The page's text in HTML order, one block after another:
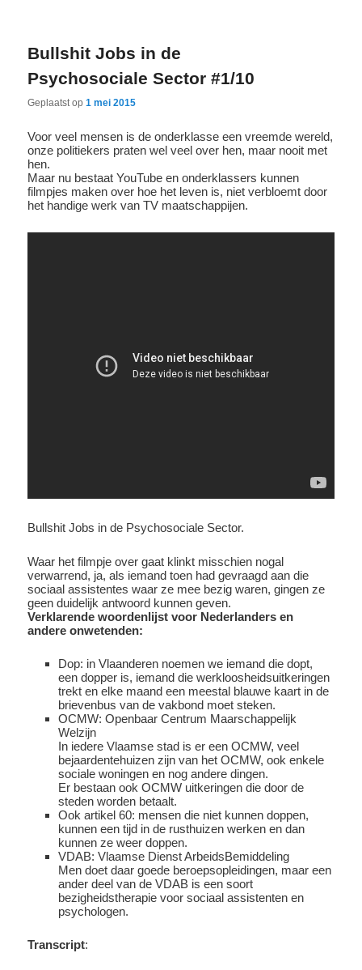
Bullshit Jobs in de
Psychosociale Sector #1/10
Geplaatst op1 mei 2015
Voor veel mensen is de onderklasse een vreemde wereld,
onze politiekers praten wel veel over hen, maar nooit met
hen.
Maar nu bestaat YouTube en onderklassers kunnen
filmpjes maken over hoe het leven is, niet verbloemt door
het handige werk van TV maatschappijen.
Bullshit Jobs in de Psychosociale Sector.
Waar het filmpje over gaat klinkt misschien nogal
verwarrend, ja, als iemand toen had gevraagd aan die
sociaal assistentes waar ze mee bezig waren, gingen ze
geen duidelijk antwoord kunnen geven.
Verklarende woordenlijst voor Nederlanders en
andere onwetenden:
Dop: in Vlaanderen noemen we iemand die dopt,
een dopper is, iemand die werkloosheidsuitkeringen
trekt en elke maand een meestal blauwe kaart in de
brievenbus van de vakbond moet steken.
OCMW: Openbaar Centrum Maarschappelijk
Welzijn
In iedere Vlaamse stad is er een OCMW, veel
bejaardentehuizen zijn van het OCMW, ook enkele
sociale woningen en nog andere dingen.
Er bestaan ook OCMW uitkeringen die door de
steden worden betaalt.
Ook artikel 60: mensen die niet kunnen doppen,
kunnen een tijd in de rusthuizen werken en dan
kunnen ze weer doppen.
VDAB: Vlaamse Dienst ArbeidsBemiddeling
Men doet daar goede beroepsopleidingen, maar een
ander deel van de VDAB is een soort
bezigheidstherapie voor sociaal assistenten en
psychologen.
Transcript: